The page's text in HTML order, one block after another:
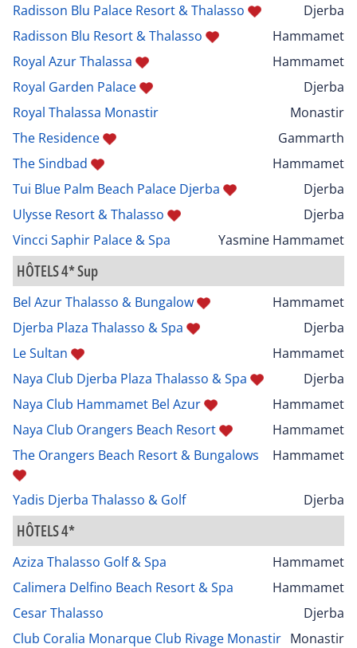
Radisson Blu Palace Resort & Thalasso
Djerba
Radisson Blu Resort & Thalasso
Hammamet
Royal Azur Thalassa
Hammamet
Royal Garden Palace
Djerba
Royal Thalassa Monastir
Monastir
The Residence
Gammarth
The Sindbad
Hammamet
Tui Blue Palm Beach Palace Djerba
Djerba
Ulysse Resort & Thalasso
Djerba
Vincci Saphir Palace & Spa
Yasmine Hammamet
HÔTELS 4* Sup
Bel Azur Thalasso & Bungalow
Hammamet
Djerba Plaza Thalasso & Spa
Djerba
Le Sultan
Hammamet
Naya Club Djerba Plaza Thalasso & Spa
Djerba
Naya Club Hammamet Bel Azur
Hammamet
Naya Club Orangers Beach Resort
Hammamet
The Orangers Beach Resort & Bungalows
Hammamet
Yadis Djerba Thalasso & Golf Djerba
HÔTELS 4*
Aziza Thalasso Golf & Spa
Hammamet
Calimera Delfino Beach Resort & Spa
Hammamet
Cesar Thalasso
Djerba
Club Coralia Monarque Club Rivage Monastir Monastir